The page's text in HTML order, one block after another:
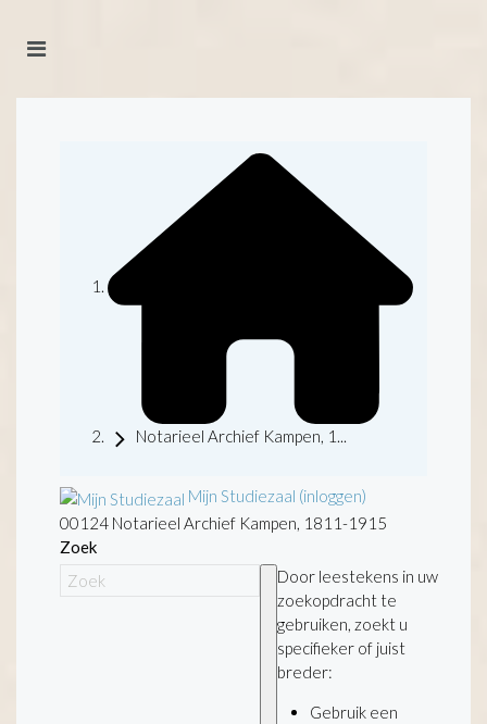
Notarieel Archief Kampen, 1...
Mijn Studiezaal (inloggen)
00124 Notarieel Archief Kampen, 1811-1915
Zoek
Door leestekens in uw
zoekopdracht te
gebruiken, zoekt u
specifieker of juist
breder:
Gebruik een